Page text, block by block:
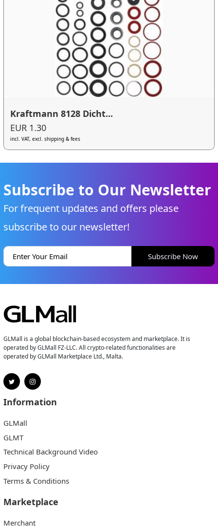
Kraftmann 8128 Dicht...
EUR 1.30
incl. VAT, excl. shipping & fees
Subscribe to Our Newsletter
For frequent updates and offers please
subscribe to our newsletter!
Subscribe Now
GLMall is a global blockchain-based ecosystem and marketplace. It is
operated by GLMall FZ-LLC. All crypto-related functionalities are
operated by GLMall Marketplace Ltd., Malta.
Information
GLMall
GLMT
Technical Background Video
Privacy Policy
Terms & Conditions
Marketplace
Merchant